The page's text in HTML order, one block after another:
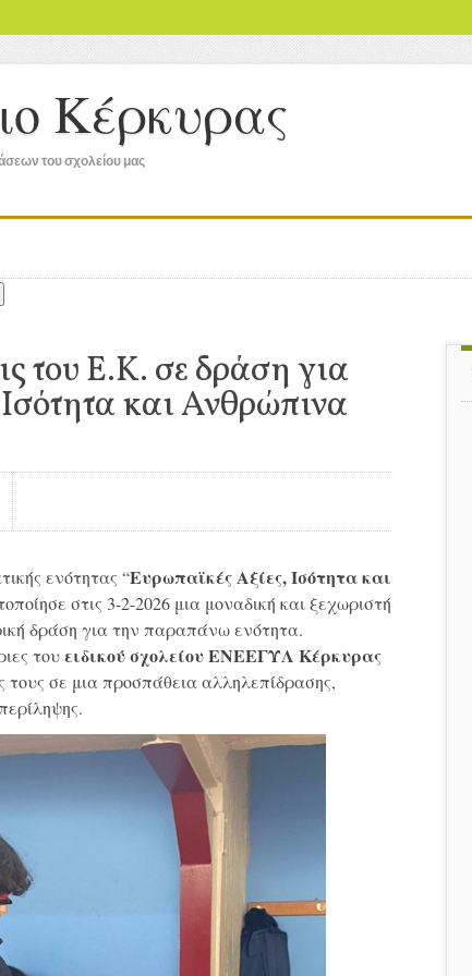
Κέρκυρας
του σχολείου μας
του Ε.Κ. σε δράση για
και Ανθρώπινα
ενότητας “Ευρωπαϊκές Αξίες, Ισότητα και
στις 3-2-2026 μια μοναδική και ξεχωριστή
δράση για την παραπάνω ενότητα.
τουειδικού σχολείου ΕΝΕΕΓΥΛ Κέρκυρας
τους σε μια προσπάθεια αλληλεπίδρασης,